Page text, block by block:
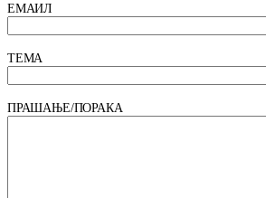
ЕМАИЛ
ТЕМА
ПРАШАЊЕ/ПОРАКА